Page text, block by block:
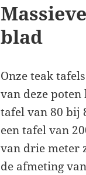
blad
Onze teak
van deze
tafel van 80 bij
een tafel van
van drie meter
de afmeting